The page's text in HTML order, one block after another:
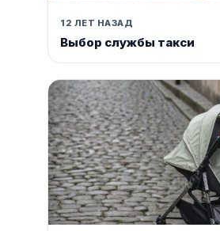
12 ЛЕТ НАЗАД
Выбор службы такси